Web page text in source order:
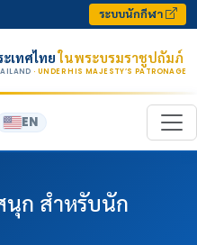
ระบบนักกีฬา
เทศไทยในพระบรมราชูปถัมภ์
· UNDER HIS MAJESTY’S PATRONAGE
EN
นุก สำหรับนัก